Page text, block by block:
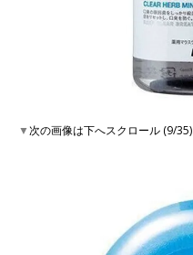
▼次の画像は下へスクロール (9/35)